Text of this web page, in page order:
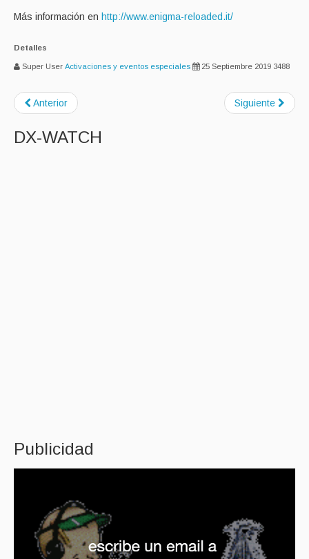
Más información en http://www.enigma-reloaded.it/
Detalles
Super User Activaciones y eventos especiales 25 Septiembre 2019 3488
Anterior Siguiente
DX-WATCH
Publicidad